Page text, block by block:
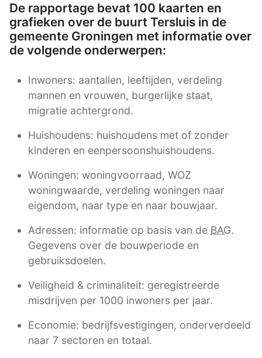
De rapportage bevat 100 kaarten en
grafieken over de buurt Tersluis in de
gemeente Groningen met informatie over
de volgende onderwerpen:
Inwoners: aantallen, leeftijden, verdeling
mannen en vrouwen, burgerlijke staat,
migratie achtergrond.
Huishoudens: huishoudens met of zonder
kinderen en eenpersoonshuishoudens.
Woningen: woningvoorraad, WOZ
woningwaarde, verdeling woningen naar
eigendom, naar type en naar bouwjaar.
Adressen: informatie op basis van de BAG.
Gegevens over de bouwperiode en
gebruiksdoelen.
Veiligheid & criminaliteit: geregistreerde
misdrijven per 1000 inwoners per jaar.
Economie: bedrijfsvestigingen, onderverdeeld
naar 7 sectoren en totaal.